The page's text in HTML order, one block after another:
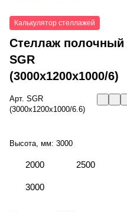
Калькулятор стеллажей
Стеллаж полочный
SGR
(3000x1200x1000/6)
Арт. SGR
(3000x1200x1000/6.6)
Высота, мм: 3000
2000 2500
3000